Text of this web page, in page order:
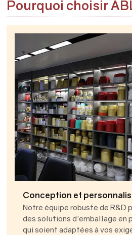
Pourquoi choisir
Conception et
Notre équipe robuste de R&D
des solutions d'emballage en
qui soient adaptées à vos